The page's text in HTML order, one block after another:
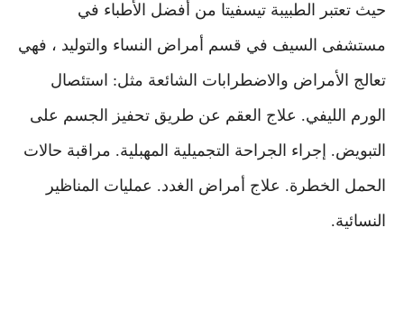
حيث تعتبر الطبيبة تيسفيتا من أفضل الأطباء في
مستشفى السيف في قسم أمراض النساء والتوليد ، فهي
تعالج الأمراض والاضطرابات الشائعة مثل: استئصال
الورم الليفي. علاج العقم عن طريق تحفيز الجسم على
التبويض. إجراء الجراحة التجميلية المهبلية. مراقبة حالات
الحمل الخطرة. علاج أمراض الغدد. عمليات المناظير
النسائية.